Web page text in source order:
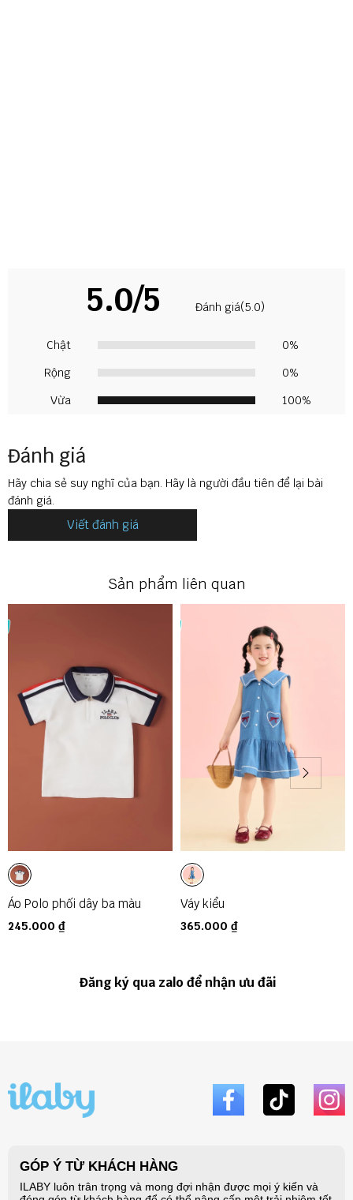
5.0/5 Đánh giá(5.0)
Chật
0%
Rộng
0%
Vừa
100%
Đánh giá
Hãy chia sẻ suy nghĩ của bạn. Hãy là người đầu tiên để lại bài
đánh giá.
Viết đánh giá
Sản phẩm liên quan
Áo Polo phối dây ba màu
245.000 ₫
Váy kiểu
365.000 ₫
Đăng ký qua zalo để nhận ưu đãi